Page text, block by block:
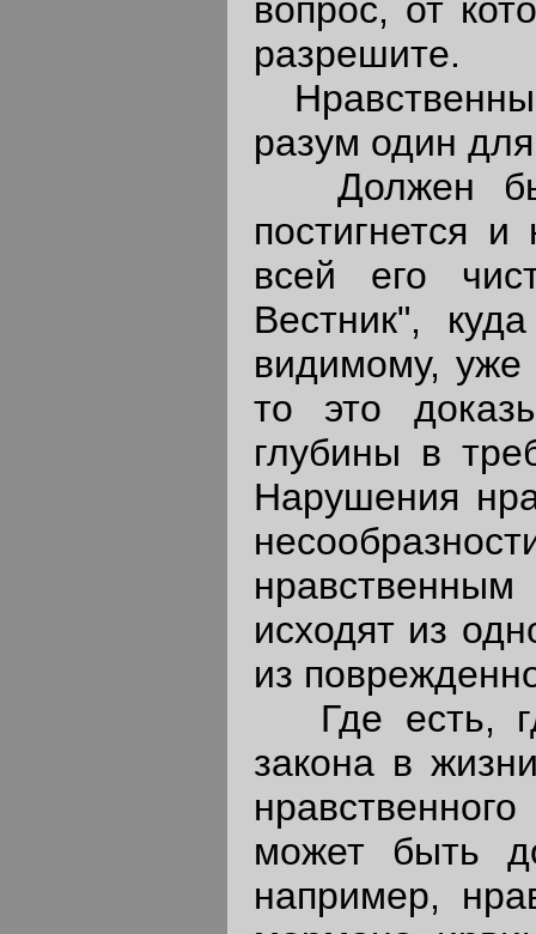
вопрос, от
разрешите.
разум один
Должен
постигнется
всей его
Вестник",
видимому, уже
то это
глубины в
Нарушения
исходят из
из
Где есть,
закона в
может быть
например,